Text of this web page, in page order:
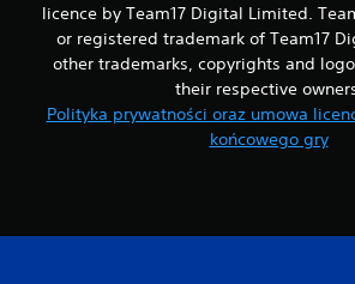
licence by Team17 Digital Limited.
or registered trademark of Team17
other trademarks, copyrights and
their respective
Polityka prywatności oraz umowa
końcowego gry